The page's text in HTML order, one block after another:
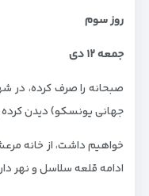
روز سوم
جمعه۱۲دی
صبحانه را صرف کرده، در
جهانی یونسکو) دیدن کرده
خواهیم داشت، از خانه
ادامه قلعه سلاسل و نهر